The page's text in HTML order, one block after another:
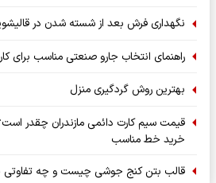
نگهداری فرش بعد از شسته شدن در
راهنمای انتخاب جارو صنعتی مناسب برای
بهترین روش گردگیری منزل
قیمت سیم کارت دائمی مازندران چقدر
خرید خط مناسب
قالب بتن کنج جوشی چیست و چه تفاوتی